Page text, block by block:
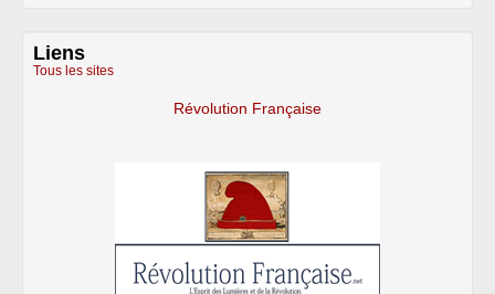
Liens
Tous les sites
Révolution Française